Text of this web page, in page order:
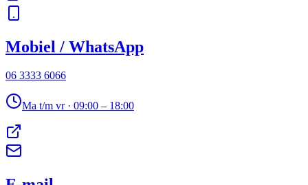
Mobiel / WhatsApp
06 3333 6066
Ma t/m vr · 09:00 – 18:00